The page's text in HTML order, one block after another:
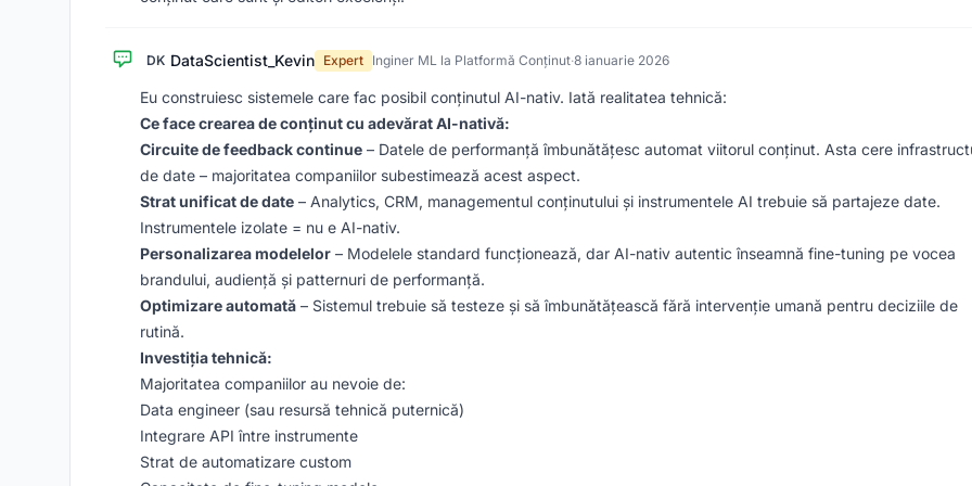
DK DataScientist_Kevin Expert Inginer ML la Platformă Conținut·8 ianuarie 2026
Eu construiesc sistemele care fac posibil conținutul AI-nativ. Iată realitatea tehnică:
Ce face crearea de conținut cu adevărat AI-nativă:
Circuite de feedback continue – Datele de performanță îmbunătățesc automat viitorul conținut. Asta cere
de date – majoritatea companiilor subestimează acest aspect.
Strat unificat de date – Analytics, CRM, managementul conținutului și instrumentele AI trebuie să partajeze date.
Instrumentele izolate = nu e AI-nativ.
Personalizarea modelelor – Modelele standard funcționează, dar AI-nativ autentic înseamnă fine-tuning pe vocea
brandului, audiență și patternuri de performanță.
Optimizare automată – Sistemul trebuie să testeze și să îmbunătățească fără intervenție umană pentru deciziile de
rutină.
Investiția tehnică:
Majoritatea companiilor au nevoie de:
Data engineer (sau resursă tehnică puternică)
Integrare API între instrumente
Strat de automatizare custom